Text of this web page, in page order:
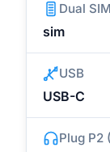
Dual SIM
sim
USB
USB-C
Plug P2